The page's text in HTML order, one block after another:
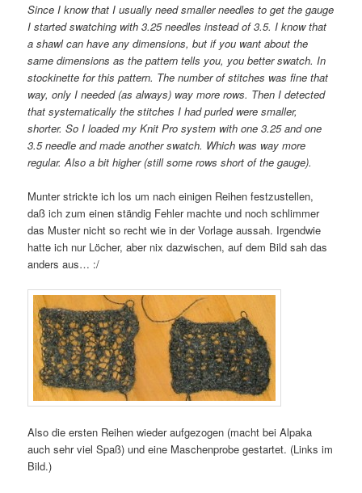
Since I know that I usually need smaller needles to get the gauge
I started swatching with 3.25 needles instead of 3.5. I know that
a shawl can have any dimensions, but if you want about the
same dimensions as the pattern tells you, you better swatch. In
stockinette for this pattern. The number of stitches was fine that
way, only I needed (as always) way more rows. Then I detected
that systematically the stitches I had purled were smaller,
shorter. So I loaded my Knit Pro system with one 3.25 and one
3.5 needle and made another swatch. Which was way more
regular. Also a bit higher (still some rows short of the gauge).
Munter strickte ich los um nach einigen Reihen festzustellen,
daß ich zum einen ständig Fehler machte und noch schlimmer
das Muster nicht so recht wie in der Vorlage aussah. Irgendwie
hatte ich nur Löcher, aber nix dazwischen, auf dem Bild sah das
anders aus… :/
Also die ersten Reihen wieder aufgezogen (macht bei Alpaka
auch sehr viel Spaß) und eine Maschenprobe gestartet. (Links im
Bild.)